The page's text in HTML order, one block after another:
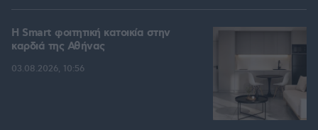
Η Smart φοιτητική κατοικία στην
καρδιά της Αθήνας
03.08.2026, 10:56